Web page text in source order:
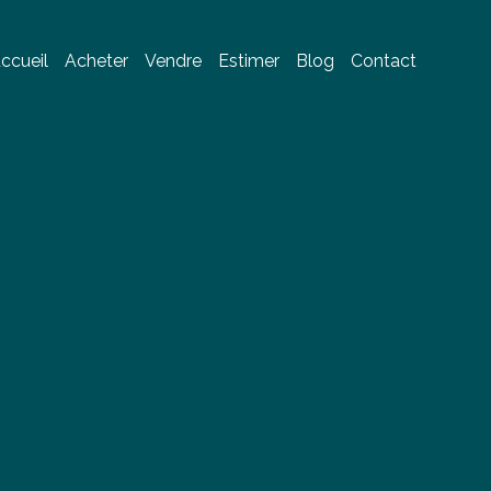
Acheter Vendre Estimer Blog Contact